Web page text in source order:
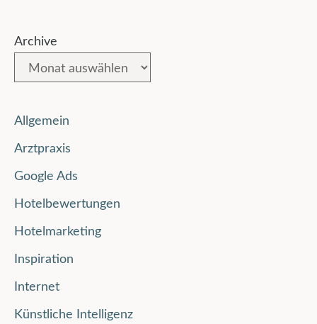
Archive
Allgemein
Arztpraxis
Google Ads
Hotelbewertungen
Hotelmarketing
Inspiration
Internet
Künstliche Intelligenz